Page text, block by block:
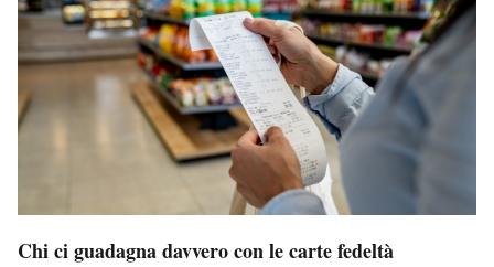
Chi ci guadagna davvero con le carte fedeltà